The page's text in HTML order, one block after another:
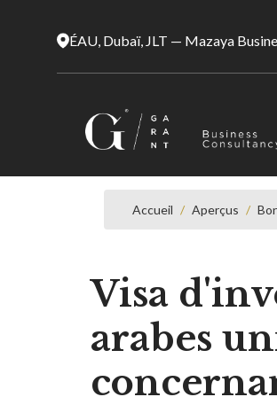
ÉAU, Dubaï, JLT — Mazaya
Accueil / Aperçus /
Visa
arabes